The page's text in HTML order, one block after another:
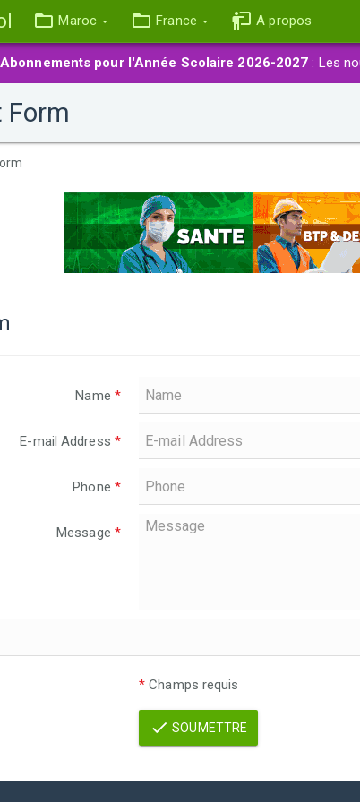
Maroc France A propos
pour l'Année Scolaire 2026-2027 : Les
Form
Name *
E-mail Address *
Phone *
Message *
* Champs requis
SOUMETTRE